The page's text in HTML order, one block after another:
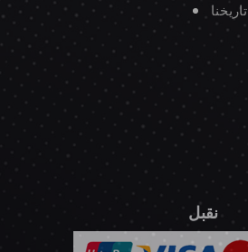
تاريخنا
نقبل